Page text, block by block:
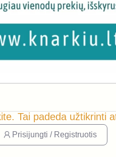
Tai padeda užtikrinti
Prisijungti / Registruotis